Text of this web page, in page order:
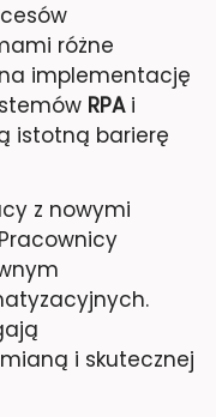
różne
implementację
RPAi
istotną barierę
z nowymi
i skutecznej